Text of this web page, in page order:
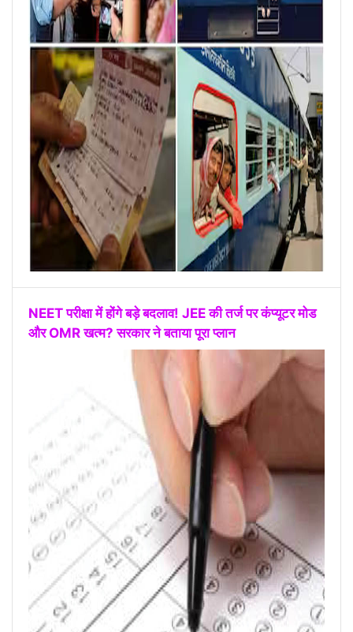
NEET परीक्षा में होंगे बड़े बदलाव! JEE की तर्ज पर कंप्यूटर मोड
और OMR खत्म? सरकार ने बताया पूरा प्लान